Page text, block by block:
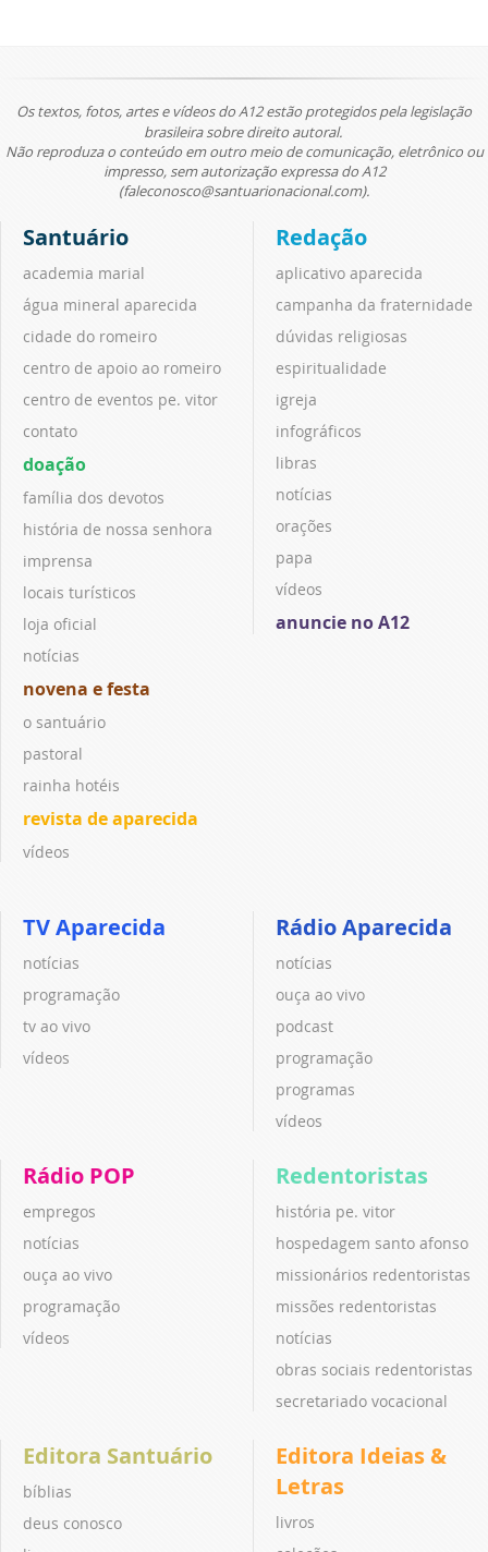
Os textos, fotos, artes e vídeos do A12 estão protegidos pela legislação
brasileira sobre direito autoral.
Não reproduza o conteúdo em outro meio de comunicação, eletrônico ou
impresso, sem autorização expressa do A12
(faleconosco@santuarionacional.com).
Santuário
academia marial
água mineral aparecida
cidade do romeiro
centro de apoio ao romeiro
centro de eventos pe. vitor
contato
doação
família dos devotos
história de nossa senhora
imprensa
locais turísticos
loja oficial
notícias
novena e festa
o santuário
pastoral
rainha hotéis
revista de aparecida
vídeos
Redação
aplicativo aparecida
campanha da fraternidade
dúvidas religiosas
espiritualidade
igreja
infográficos
libras
notícias
orações
papa
vídeos
anuncie no A12
TV Aparecida
notícias
programação
tv ao vivo
vídeos
Rádio Aparecida
notícias
ouça ao vivo
podcast
programação
programas
vídeos
Rádio POP
empregos
notícias
ouça ao vivo
programação
vídeos
Redentoristas
história pe. vitor
hospedagem santo afonso
missionários redentoristas
missões redentoristas
notícias
obras sociais redentoristas
secretariado vocacional
Editora Santuário
bíblias
deus conosco
Editora Ideias &
Letras
livros